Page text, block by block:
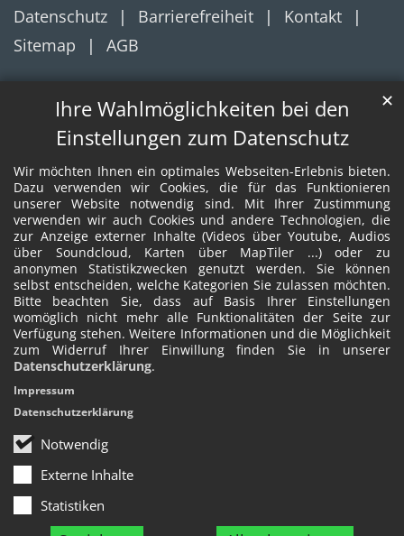
Ihre Wahlmöglichkeiten bei den
Einstellungen zum Datenschutz
Wir möchten Ihnen ein optimales Webseiten-Erlebnis bieten.
Dazu verwenden wir Cookies, die für das Funktionieren
unserer Website notwendig sind. Mit Ihrer Zustimmung
verwenden wir auch Cookies und andere Technologien, die
zur Anzeige externer Inhalte (Videos über Youtube, Audios
über Soundcloud, Karten über MapTiler ...) oder zu
anonymen Statistikzwecken genutzt werden. Sie können
selbst entscheiden, welche Kategorien Sie zulassen möchten.
Bitte beachten Sie, dass auf Basis Ihrer Einstellungen
womöglich nicht mehr alle Funktionalitäten der Seite zur
Verfügung stehen. Weitere Informationen und die Möglichkeit
zum Widerruf Ihrer Einwillung finden Sie in unserer
Datenschutzerklärung.
Notwendig
Externe Inhalte
Statistiken
✕
Impressum
Datenschutzerklärung
Datenschutz
Barrierefreiheit
Kontakt
Sitemap
AGB